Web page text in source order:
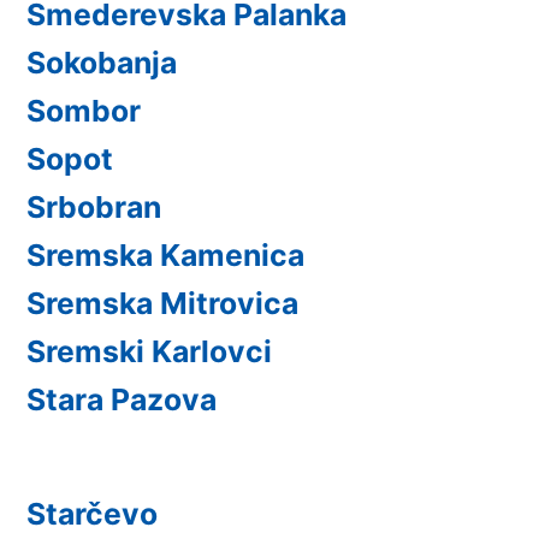
Smederevska Palanka
Sokobanja
Sombor
Sopot
Srbobran
Sremska Kamenica
Sremska Mitrovica
Sremski Karlovci
Stara Pazova
Starčevo